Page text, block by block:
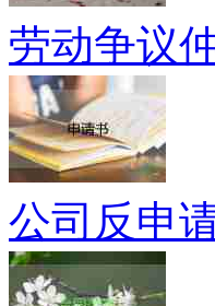
劳动争议
公司反申